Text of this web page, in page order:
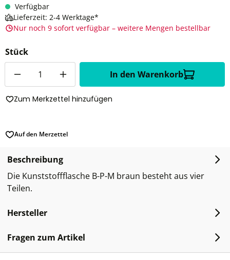
Verfügbar
Lieferzeit: 2-4 Werktage*
Nur noch 9 sofort verfügbar – weitere Mengen bestellbar
Stück
In den Warenkorb
Zum Merkzettel hinzufügen
Auf den Merzettel
Beschreibung
Die Kunststoffflasche B-P-M braun besteht aus vier
Teilen.
Hersteller
Fragen zum Artikel